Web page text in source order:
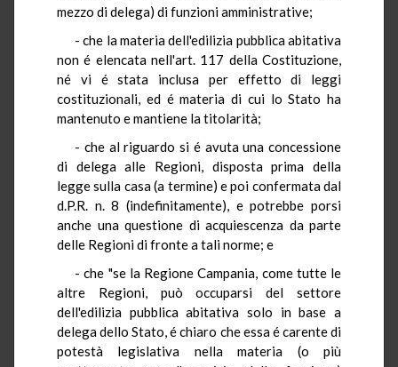
mezzo di delega) di funzioni amministrative;
- che la materia dell'edilizia pubblica abitativa
non é elencata nell'art. 117 della Costituzione,
né vi é stata inclusa per effetto di leggi
costituzionali, ed é materia di cui lo Stato ha
mantenuto e mantiene la titolarità;
- che al riguardo si é avuta una concessione
di delega alle Regioni, disposta prima della
legge sulla casa (a termine) e poi confermata dal
d.P.R. n. 8 (indefinitamente), e potrebbe porsi
anche una questione di acquiescenza da parte
delle Regioni di fronte a tali norme; e
- che "se la Regione Campania, come tutte le
altre Regioni, può occuparsi del settore
dell'edilizia pubblica abitativa solo in base a
delega dello Stato, é chiaro che essa é carente di
potestà legislativa nella materia (o più